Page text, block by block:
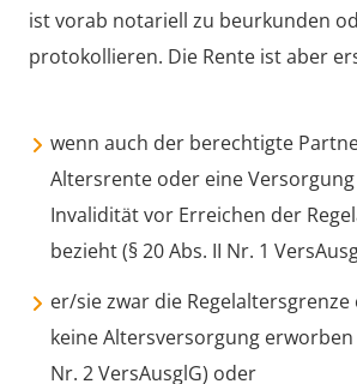
ist vorab notariell zu beurkunden
protokollieren. Die Rente ist aber
wenn auch der berechtigte
Altersrente oder eine Versorgung
Invalidität vor Erreichen der
bezieht (§ 20 Abs. II Nr. 1
er/sie zwar die
keine Altersversorgung erworben
Nr. 2 VersAusglG) oder